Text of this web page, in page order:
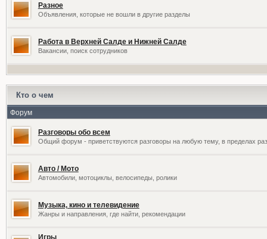
Разное
Объявления, которые не вошли в другие разделы
Работа в Верхней Салде и Нижней Салде
Вакансии, поиск сотрудников
Кто о чем
Форум
Разговоры обо всем
Общий форум - приветствуются разговоры на любую тему, в пределах
Авто / Мото
Автомобили, мотоциклы, велосипеды, ролики
Музыка, кино и телевидение
Жанры и направления, где найти, рекомендации
Игры